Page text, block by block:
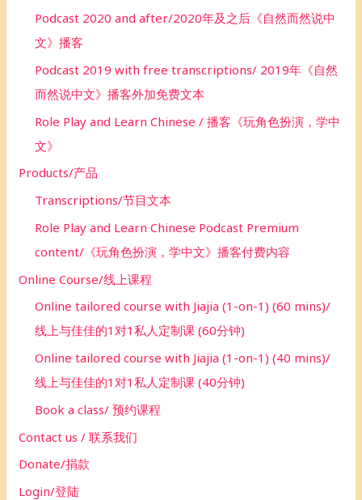
Podcast 2020 and after/2020年及之后《自然而然说中
文》播客
Podcast 2019 with free transcriptions/ 2019年《自然
而然说中文》播客外加免费文本
Role Play and Learn Chinese / 播客《玩角色扮演，学中
文》
Products/产品
Transcriptions/节目文本
Role Play and Learn Chinese Podcast Premium
content/《玩角色扮演，学中文》播客付费内容
Online Course/线上课程
Online tailored course with Jiajia (1-on-1) (60 mins)/
线上与佳佳的1对1私人定制课 (60分钟)
Online tailored course with Jiajia (1-on-1) (40 mins)/
线上与佳佳的1对1私人定制课 (40分钟)
Book a class/ 预约课程
Contact us / 联系我们
Donate/捐款
Login/登陆